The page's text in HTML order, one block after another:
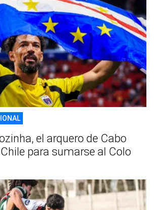
el arquero de Cabo
para sumarse al Colo